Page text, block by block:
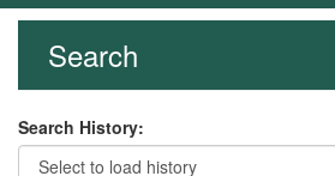
Search
Search History: